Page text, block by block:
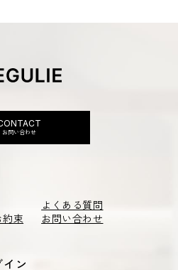
お問い合わせ
よくある質問
約束
お問い合わせ
ン